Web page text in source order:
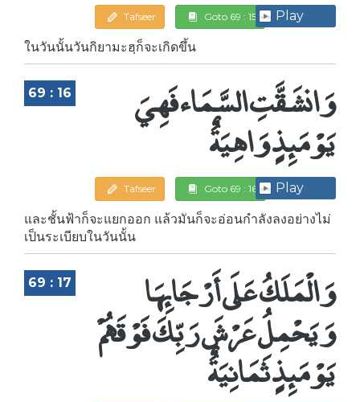
Tafseer Goto 69 : 15 Play
ในวันนั้นวันกิยามะฮฺก็จะเกิดขึ้น
69 : 16 وَانشَقَّتِ السَّمَاء فَهِيَ
يَوْمَئِذٍ وَاهِيَةٌ
Tafseer Goto 69 : 16 Play
และชั้นฟ้าก็จะแยกออก แล้วมันก็จะอ่อนกำลังลงอย่างไม่
เป็นระเบียบในวันนั้น
69 : 17 وَالْمَلَكُ عَلَى أَرْجَائِهَا
وَيَحْمِلُ عَرْشَ رَبِّكَ فَوْقَهُمْ
يَوْمَئِذٍ ثَمَانِيَةٌ